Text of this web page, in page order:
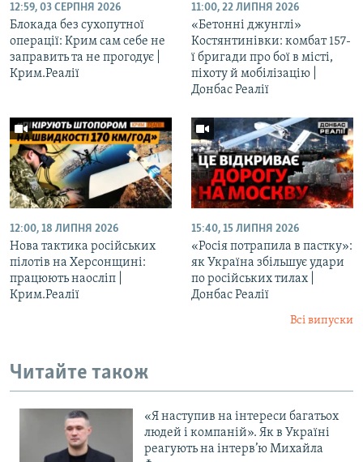
12:59, 03 СЕРПНЯ 2026
Блокада без сухопутної
операції: Крим сам себе не
заправить та не прогодує |
Крим.Реалії
11:00, 22 ЛИПНЯ 2026
«Бетонні джунглі»
Костянтинівки: комбат 157-
ї бригади про бої в місті,
піхоту й мобілізацію |
Донбас Реалії
12:00, 18 ЛИПНЯ 2026
Нова тактика російських
пілотів на Херсонщині:
працюють наосліп |
Крим.Реалії
15:40, 15 ЛИПНЯ 2026
«Росія потрапила в пастку»:
як Україна збільшує удари
по російських тилах |
Донбас Реалії
Всі випуски
Читайте також
«Я наступив на інтереси багатьох
людей і компаній». Як в Україні
реагують на інтерв’ю Михайла